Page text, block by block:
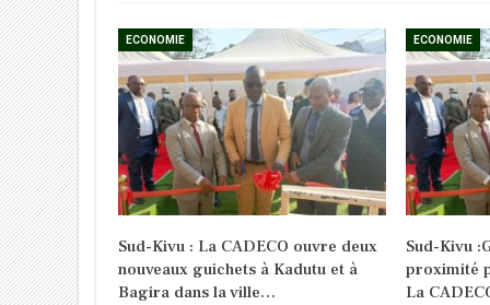
ECONOMIE
Sud-Kivu : La CADECO ouvre deux
nouveaux guichets à Kadutu et à
Bagira dans la ville…
ECONOMIE
Sud-Kivu
proximité
La